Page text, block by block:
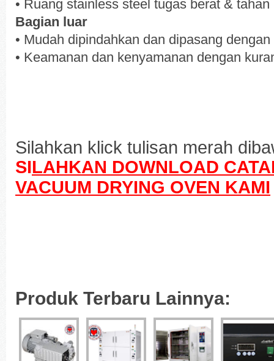
• Ruang stainless steel tugas berat & tahan
Bagian luar
• Mudah dipindahkan dan dipasang
• Keamanan dan kenyamanan dengan
Silahkan klick tulisan merah
SILAHKAN DOWNLOAD
VACUUM DRYING OVEN KAMI
Produk Terbaru Lainnya: